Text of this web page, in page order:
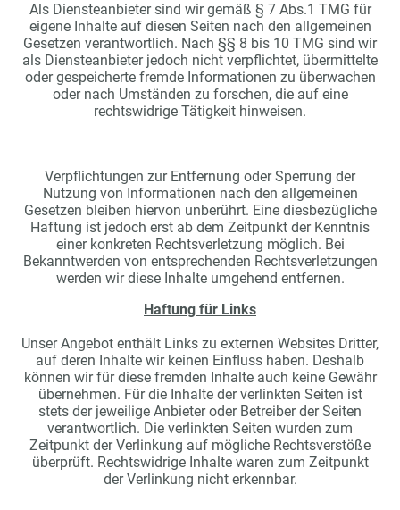
Als Diensteanbieter sind wir gemäß § 7 Abs.1 TMG für
eigene Inhalte auf diesen Seiten nach den allgemeinen
Gesetzen verantwortlich. Nach §§ 8 bis 10 TMG sind wir
als Diensteanbieter jedoch nicht verpflichtet, übermittelte
oder gespeicherte fremde Informationen zu überwachen
oder nach Umständen zu forschen, die auf eine
rechtswidrige Tätigkeit hinweisen.
Verpflichtungen zur Entfernung oder Sperrung der
Nutzung von Informationen nach den allgemeinen
Gesetzen bleiben hiervon unberührt. Eine diesbezügliche
Haftung ist jedoch erst ab dem Zeitpunkt der Kenntnis
einer konkreten Rechtsverletzung möglich. Bei
Bekanntwerden von entsprechenden Rechtsverletzungen
werden wir diese Inhalte umgehend entfernen.
Haftung für Links
Unser Angebot enthält Links zu externen Websites Dritter,
auf deren Inhalte wir keinen Einfluss haben. Deshalb
können wir für diese fremden Inhalte auch keine Gewähr
übernehmen. Für die Inhalte der verlinkten Seiten ist
stets der jeweilige Anbieter oder Betreiber der Seiten
verantwortlich. Die verlinkten Seiten wurden zum
Zeitpunkt der Verlinkung auf mögliche Rechtsverstöße
überprüft. Rechtswidrige Inhalte waren zum Zeitpunkt
der Verlinkung nicht erkennbar.